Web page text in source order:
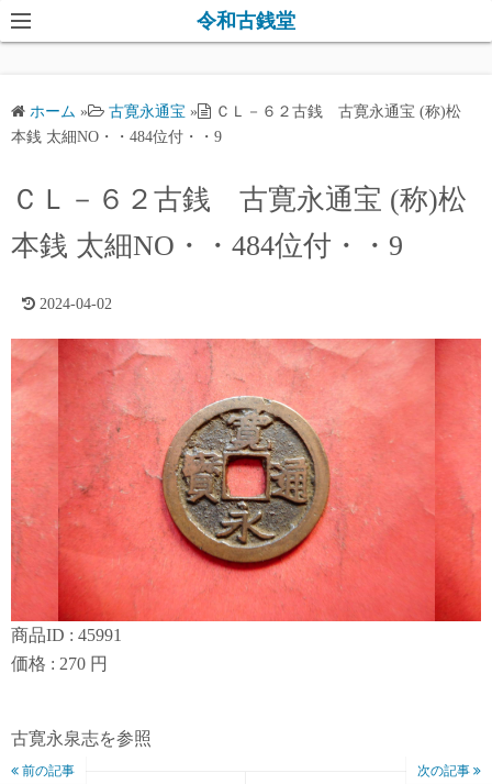
コ
ン
ッ
令和古銭堂
ホーム » 古寛永通宝 »
ＣＬ－６２古銭 古寛永通宝 (称)松
本銭 太細NO・・484位付・・9
ＣＬ－６２古銭 古寛永通宝 (称)松
本銭 太細NO・・484位付・・9
2024-04-02
商品ID : 45991
価格 : 270 円
古寛永泉志を参照
前の記事 次の記事